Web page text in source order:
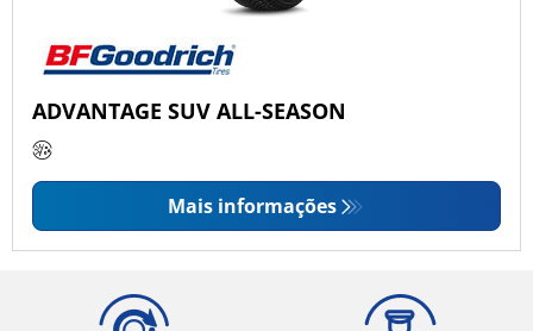
ADVANTAGE SUV ALL-SEASON
Mais informações